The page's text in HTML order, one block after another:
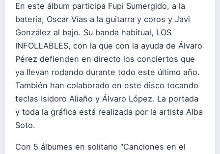
En este álbum participa Fupi Sumergido, a la
batería, Oscar Vías a la guitarra y coros y Javi
González al bajo. Su banda habitual, LOS
INFOLLABLES, con la que con la ayuda de Álvaro
Pérez defienden en directo los conciertos que
ya llevan rodando durante todo este último año.
También han colaborado en este disco tocando
teclas Isidoro Aliaño y Álvaro López. La portada
y toda la gráfica está realizada por la artista Alba
Soto.
Con 5 álbumes en solitario “Canciones en el